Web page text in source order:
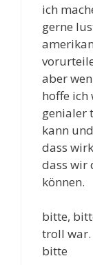
ich
gerne
aber
hoffe ich
genialer
kann
dass
dass wir
können.
bitte,
troll war.
bitte